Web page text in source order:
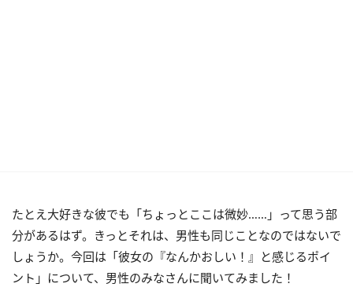
たとえ大好きな彼でも「ちょっとここは微妙……」って思う部
分があるはず。きっとそれは、男性も同じことなのではないで
しょうか。今回は「彼女の『なんかおしい！』と感じるポイ
ント」について、男性のみなさんに聞いてみました！